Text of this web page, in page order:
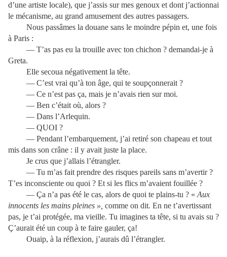
d’une artiste locale), que j’assis sur mes genoux et dont j’actionnai
le mécanisme, au grand amusement des autres passagers.
Nous passâmes la douane sans le moindre pépin et, une fois
à Paris :
— T’as pas eu la trouille avec ton chichon ? demandai-je à
Greta.
Elle secoua négativement la tête.
— C’est vrai qu’à ton âge, qui te soupçonnerait ?
— Ce n’est pas ça, mais je n’avais rien sur moi.
— Ben c’était où, alors ?
— Dans l’Arlequin.
— QUOI ?
— Pendant l’embarquement, j’ai retiré son chapeau et tout
mis dans son crâne : il y avait juste la place.
Je crus que j’allais l’étrangler.
— Tu m’as fait prendre des risques pareils sans m’avertir ?
T’es inconsciente ou quoi ? Et si les flics m’avaient fouillée ?
— Ça n’a pas été le cas, alors de quoi te plains-tu ? « Aux
innocents les mains pleines », comme on dit. En ne t’avertissant
pas, je t’ai protégée, ma vieille. Tu imagines ta tête, si tu avais su ?
Ç’aurait été un coup à te faire gauler, ça!
Ouaip, à la réflexion, j’aurais dû l’étrangler.